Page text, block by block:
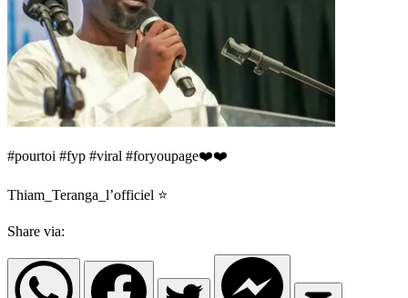
#pourtoi #fyp #viral #foryoupage❤️❤️
Thiam_Teranga_l’officiel ⭐️
Share via: